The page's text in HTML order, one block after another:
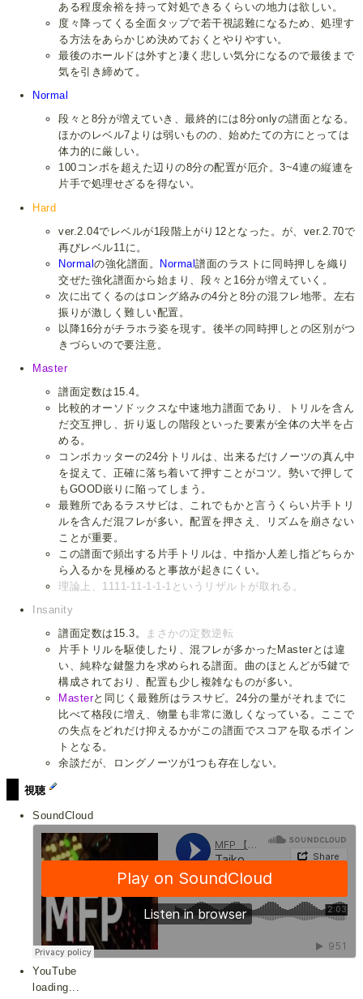
ある程度余裕を持って対処できるくらいの地力は欲しい。
度々降ってくる全面タップで若干視認難になるため、処理す
る方法をあらかじめ決めておくとやりやすい。
最後のホールドは外すと凄く悲しい気分になるので最後まで
気を引き締めて。
Normal
段々と8分が増えていき、最終的には8分onlyの譜面となる。
ほかのレベル7よりは弱いものの、始めたての方にとっては
体力的に厳しい。
100コンボを超えた辺りの8分の配置が厄介。3~4連の縦連を
片手で処理せざるを得ない。
Hard
ver.2.04でレベルが1段階上がり12となった。が、ver.2.70で
再びレベル11に。
Normalの強化譜面。 Normal譜面のラストに同時押しを織り
交ぜた強化譜面から始まり、段々と16分が増えていく。
次に出てくるのはロング絡みの4分と8分の混フレ地帯。左右
振りが激しく難しい配置。
以降16分がチラホラ姿を現す。後半の同時押しとの区別がつ
きづらいので要注意。
Master
譜面定数は15.4。
比較的オーソドックスな中速地力譜面であり、トリルを含ん
だ交互押し、折り返しの階段といった要素が全体の大半を占
める。
コンボカッターの24分トリルは、出来るだけノーツの真ん中
を捉えて、正確に落ち着いて押すことがコツ。勢いで押して
もGOOD嵌りに陥ってしまう。
最難所であるラスサビは、これでもかと言うくらい片手トリ
ルを含んだ混フレが多い。配置を押さえ、リズムを崩さない
ことが重要。
この譜面で頻出する片手トリルは、中指か人差し指どちらか
ら入るかを見極めると事故が起きにくい。
理論上、1111-11-1-1-1というリザルトが取れる。
Insanity
譜面定数は15.3。
まさかの定数逆転
片手トリルを駆使したり、混フレが多かったMasterとは違
い、純粋な鍵盤力を求められる譜面。曲のほとんどが5鍵で
構成されており、配置も少し複雑なものが多い。
Masterと同じく最難所はラスサビ。24分の量がそれまでに
比べて格段に増え、物量も非常に激しくなっている。ここで
の失点をどれだけ抑えるかがこの譜面でスコアを取るポイン
トとなる。
余談だが、ロングノーツが1つも存在しない。
視聴
SoundCloud
YouTube
loading...